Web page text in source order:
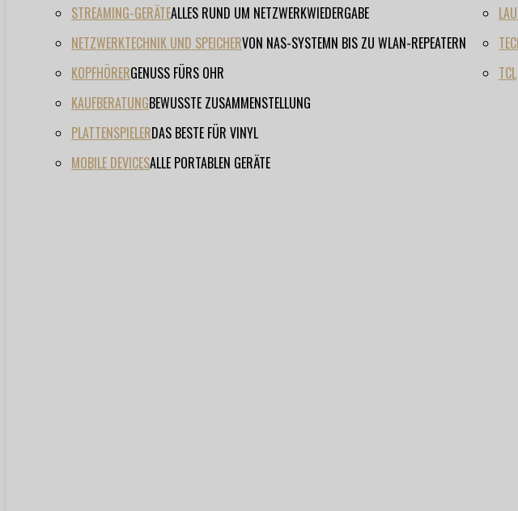
STREAMING-GERÄTEALLES RUND UM NETZWERKWIEDERGABE
NETZWERKTECHNIK UND SPEICHERVON NAS-SYSTEMN BIS ZU WLAN-REPEATERN
KOPFHÖRERGENUSS FÜRS OHR
KAUFBERATUNGBEWUSSTE ZUSAMMENSTELLUNG
PLATTENSPIELERDAS BESTE FÜR VINYL
MOBILE DEVICESALLE PORTABLEN GERÄTE
TCL